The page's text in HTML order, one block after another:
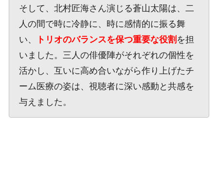
そして、北村匠海さん演じる蒼山太陽は、二
人の間で時に冷静に、時に感情的に振る舞
い、
トリオのバランスを保つ重要な役割 を担
いました。三人の俳優陣がそれぞれの個性を
活かし、互いに高め合いながら作り上げたチ
ーム医療の姿は、視聴者に深い感動と共感を
与えました。